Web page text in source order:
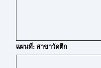
แผนที่: สาขาวัดตึก